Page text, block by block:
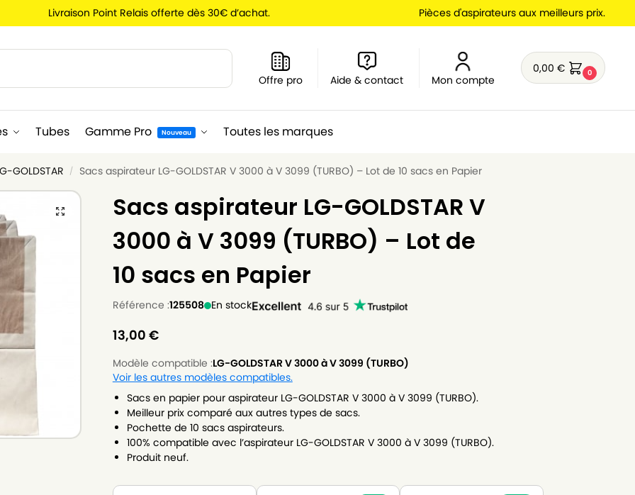
Livraison Point Relais offerte dès 30€ d’achat. Pièces d'aspirateurs aux meilleurs prix.
Offre pro Aide & contact Mon compte
0,00€ 0
Tubes Gamme Pro Nouveau Toutes les marques
GOLDSTAR / Sacs aspirateur LG-GOLDSTAR V 3000 à V 3099 (TURBO) – Lot de 10 sacs en Papier
Sacs aspirateur LG-GOLDSTAR V
3000 à V 3099 (TURBO) – Lot de
10 sacs en Papier
Référence :125508 En stock
13,00 €
Modèle compatible :LG-GOLDSTAR V 3000 à V 3099 (TURBO)
Voir les autres modèles compatibles.
Sacs en papier pour aspirateur LG-GOLDSTAR V 3000 à V 3099 (TURBO).
Meilleur prix comparé aux autres types de sacs.
Pochette de 10 sacs aspirateurs.
100% compatible avec l’aspirateur LG-GOLDSTAR V 3000 à V 3099 (TURBO).
Produit neuf.